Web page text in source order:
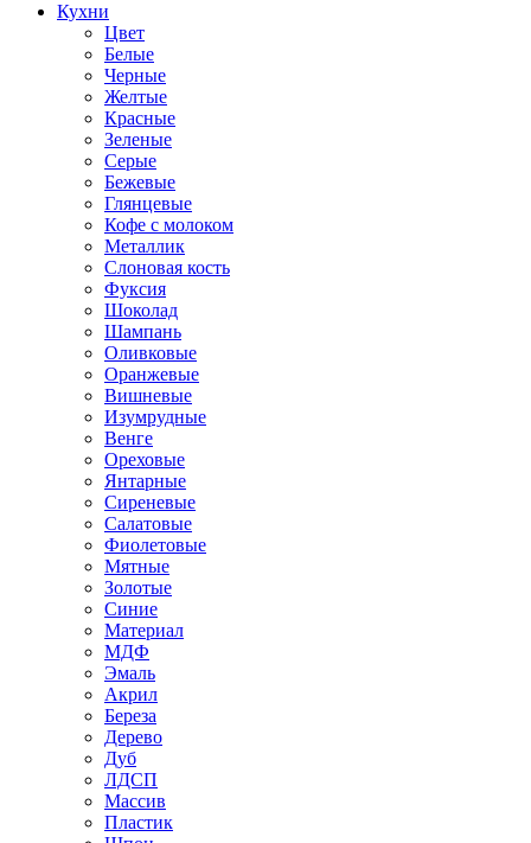
Кухни
Цвет
Белые
Черные
Желтые
Красные
Зеленые
Серые
Бежевые
Глянцевые
Кофе с молоком
Металлик
Слоновая кость
Фуксия
Шоколад
Шампань
Оливковые
Оранжевые
Вишневые
Изумрудные
Венге
Ореховые
Янтарные
Сиреневые
Салатовые
Фиолетовые
Мятные
Золотые
Синие
Материал
МДФ
Эмаль
Акрил
Береза
Дерево
Дуб
ЛДСП
Массив
Пластик